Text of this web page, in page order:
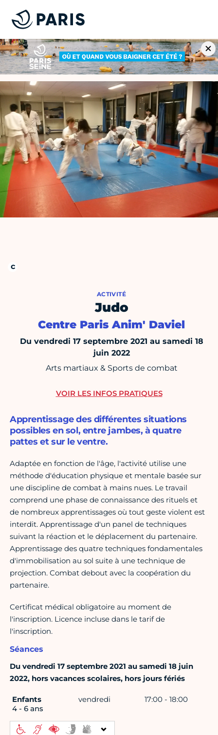
ACTIVITÉ
Judo
Centre Paris Anim' Daviel
Du vendredi 17 septembre 2021 au samedi 18
juin 2022
Arts martiaux & Sports de combat
Apprentissage des différentes situations
possibles en sol, entre jambes, à quatre
pattes et sur le ventre.
Adaptée en fonction de l'âge, l'activité utilise une
méthode d'éducation physique et mentale basée sur
une discipline de combat à mains nues. Le travail
comprend une phase de connaissance des rituels et
de nombreux apprentissages où tout geste violent est
interdit. Apprentissage d'un panel de techniques
suivant la réaction et le déplacement du partenaire.
Apprentissage des quatre techniques fondamentales
d'immobilisation au sol suite à une technique de
projection. Combat debout avec la coopération du
partenaire.
Certificat médical obligatoire au moment de
l'inscription. Licence incluse dans le tarif de
l'inscription.
Séances
Du vendredi 17 septembre 2021 au samedi 18 juin
2022, hors vacances scolaires, hors jours fériés
Enfants
4 - 6 ans
vendredi 17:00 - 18:00
VOIR LES INFOS PRATIQUES